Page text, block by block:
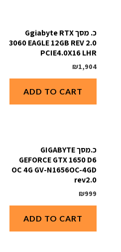
כ. מסך Ggiabyte RTX
3060 EAGLE 12GB REV 2.0
PCIE4.0X16 LHR
₪1,904
ADD TO CART
כ.מסך GIGABYTE
GEFORCE GTX 1650 D6
OC 4G GV-N1656OC-4GD
rev2.0
₪999
ADD TO CART